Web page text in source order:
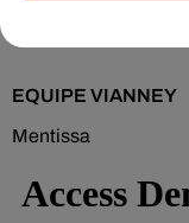
EQUIPE VIANNEY
Mentissa